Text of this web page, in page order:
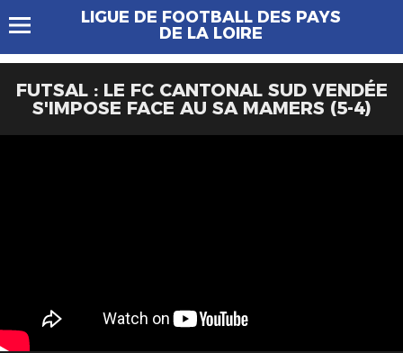
LIGUE DE FOOTBALL DES PAYS
DE LA LOIRE
FUTSAL : LE FC CANTONAL SUD VENDÉE
S'IMPOSE FACE AU SA MAMERS (5-4)